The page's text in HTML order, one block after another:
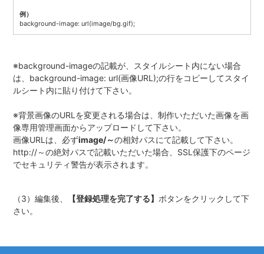
例）
background-image: url(image/bg.gif);
※background-imageの記載が、スタイルシート内にない場合
は、background-image: url(画像URL);の行をコピーしてスタイ
ルシート内に貼り付けて下さい。
※背景画像のURLを変更される場合は、制作いただいた画像を画
像専用管理画面からアップロードして下さい。
画像URLは、必ずimage/～の相対パスにて記載して下さい。
http://～の絶対パスで記載いただいた場合、SSL保護下のページ
でセキュリティ警告が表示されます。
（3）編集後、 【登録処理を完了する】 ボタンをクリックして下
さい。